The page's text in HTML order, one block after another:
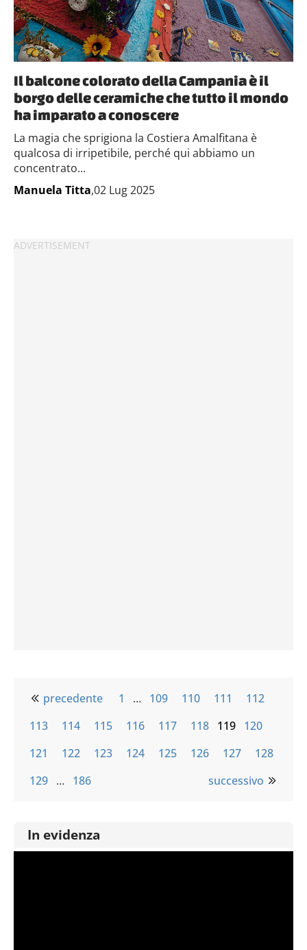
Il balcone colorato della Campania è il
borgo delle ceramiche che tutto il mondo
ha imparato a conoscere
La magia che sprigiona la Costiera Amalfitana è
qualcosa di irripetibile, perché qui abbiamo un
concentrato...
Manuela Titta,02 Lug 2025
precedente 1 … 109 110 111
112
113
114 115 116 117 118 119 120
121
122 123 124 125 126 127
128
129 … 186 successivo
In evidenza